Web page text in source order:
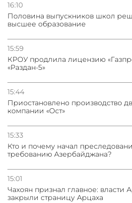
16:10
Половина выпускников школ
высшее образование
15:59
КРОУ продлила лицензию
«Раздан-5»
15:44
Приостановлено производство
компании «Ост»
15:33
Кто и почему начал
требованию Азербайджана?
15:01
Чахоян признал главное: власти
закрыли страницу Арцаха